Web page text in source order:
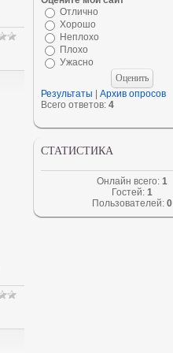
Отлично
Хорошо
Неплохо
Плохо
Ужасно
Результаты
Архив опросов
Всего ответов: 4
СТАТИСТИКА
Онлайн всего: 1
Гостей: 1
Пользователей: 0